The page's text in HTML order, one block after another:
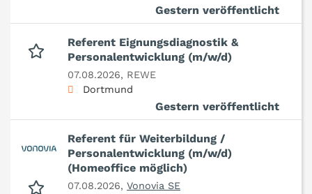
Gestern veröffentlicht
Referent Eignungsdiagnostik &
Personalentwicklung (m/w/d)
07.08.2026, REWE
Dortmund
Gestern veröffentlicht
Referent für Weiterbildung /
Personalentwicklung (m/w/d)
(Homeoffice möglich)
07.08.2026, Vonovia SE